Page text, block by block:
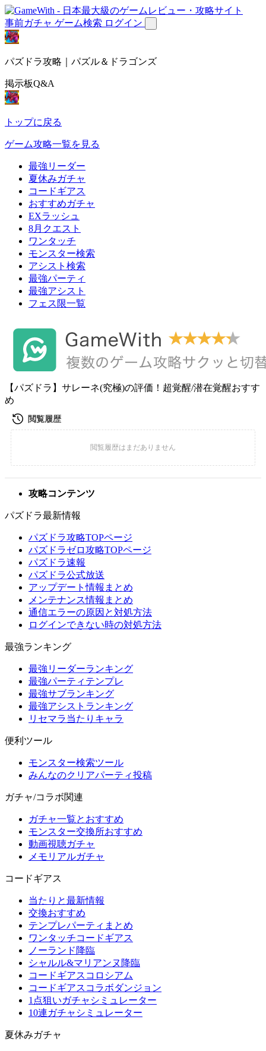
事前ガチャ ゲーム検索 ログイン
パズドラ攻略｜パズル＆ドラゴンズ
掲示板Q&A
トップに戻る
ゲーム攻略一覧を見る
最強リーダー
夏休みガチャ
コードギアス
おすすめガチャ
EXラッシュ
8月クエスト
ワンタッチ
モンスター検索
アシスト検索
最強パーティ
最強アシスト
フェス限一覧
【パズドラ】サレーネ(究極)の評価！超覚醒/潜在覚醒おすす
め
攻略コンテンツ
パズドラ最新情報
パズドラ攻略TOPページ
パズドラゼロ攻略TOPページ
パズドラ速報
パズドラ公式放送
アップデート情報まとめ
メンテナンス情報まとめ
通信エラーの原因と対処方法
ログインできない時の対処方法
最強ランキング
最強リーダーランキング
最強パーティテンプレ
最強サブランキング
最強アシストランキング
リセマラ当たりキャラ
便利ツール
モンスター検索ツール
みんなのクリアパーティ投稿
ガチャ/コラボ関連
ガチャ一覧とおすすめ
モンスター交換所おすすめ
動画視聴ガチャ
メモリアルガチャ
コードギアス
当たりと最新情報
交換おすすめ
テンプレパーティまとめ
ワンタッチコードギアス
ノーランド降臨
シャルル&マリアンヌ降臨
コードギアスコロシアム
コードギアスコラボダンジョン
1点狙いガチャシミュレーター
10連ガチャシミュレーター
夏休みガチャ